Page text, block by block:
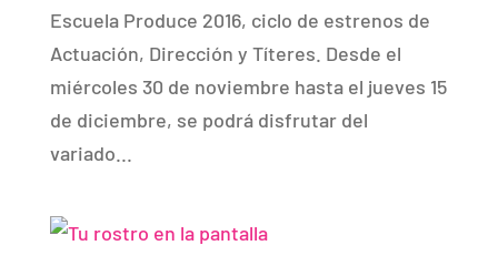
Escuela Produce 2016, ciclo de estrenos de
Actuación, Dirección y Títeres. Desde el
miércoles 30 de noviembre hasta el jueves 15
de diciembre, se podrá disfrutar del
variado...